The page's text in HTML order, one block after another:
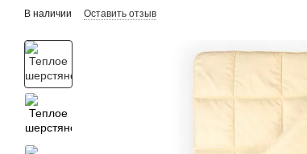
В наличии Оставить отзыв